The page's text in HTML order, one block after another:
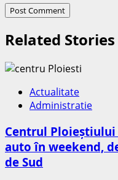
Related Stories
Actualitate
Administratie
Centrul
auto în weekend,
de Sud